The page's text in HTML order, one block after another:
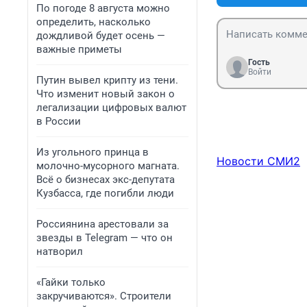
По погоде 8 августа можно
определить, насколько
дождливой будет осень —
важные приметы
Путин вывел крипту из тени.
Что изменит новый закон о
легализации цифровых валют
в России
Из угольного принца в
молочно-мусорного магната.
Всё о бизнесах экс-депутата
Кузбасса, где погибли люди
Россиянина арестовали за
звезды в Telegram — что он
натворил
«Гайки только
закручиваются». Строители
Гость
Войти
Новости СМИ2